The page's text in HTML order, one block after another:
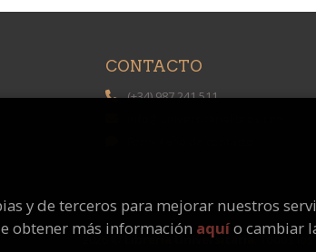
CONTACTO
(+34) 987 241 511
2026 © Librería Universitaria. Todos
y de terceros para mejorar nuestros
obtener más información aquío cambiar